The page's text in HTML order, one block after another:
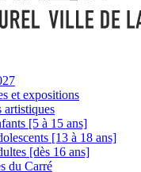
et expositions
artistiques
[5 à 15 ans]
[13 à 18 ans]
[dès 16 ans]
du Carré